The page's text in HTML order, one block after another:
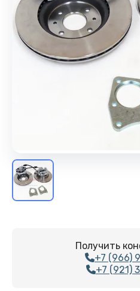
Получить
+7 (966)
+7 (921)